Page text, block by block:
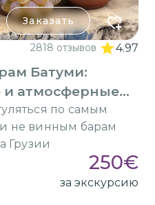
Заказать
2818 отзывов 4.97
Батуми:
атмосферные...
по самым
не винным барам
Грузии
250€
за экскурсию